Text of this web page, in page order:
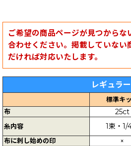
ご希望の商品ページが見つからな
合わせください。掲載していない
だければ対応いたします。
レギュラー
標準キ
布
25ct
糸内容 1束・1/
布に刺し始めの印 ×